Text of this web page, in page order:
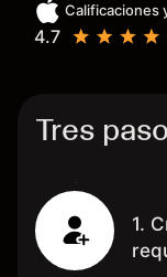
Mientras
dinero te
Calificaciones
4.7
Tres
1.